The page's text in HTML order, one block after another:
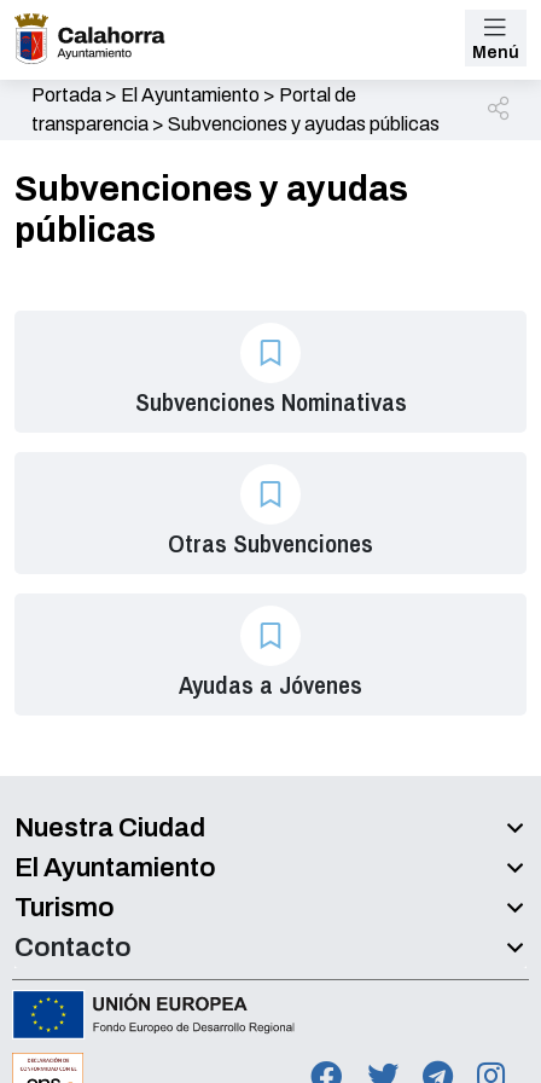
Menú
Portada> El Ayuntamiento> Portal de
transparencia> Subvenciones y ayudas públicas
Subvenciones y ayudas
públicas
Subvenciones Nominativas
Otras Subvenciones
Ayudas a Jóvenes
Nuestra Ciudad
El Ayuntamiento
Turismo
Contacto